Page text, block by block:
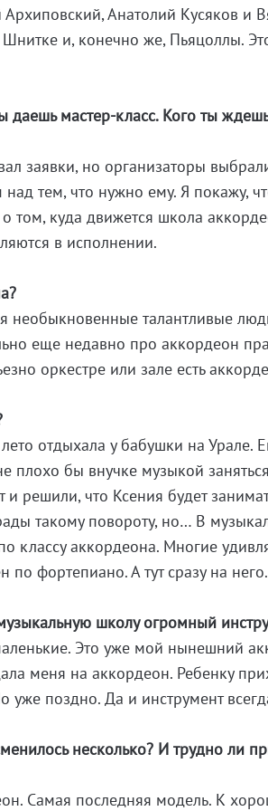
Архиповский, Анатолий Кусяков и
и, конечно же, Пьяцоллы.
мастер-класс. Кого ты
заявки, но организаторы
тем, что нужно ему. Я покажу,
том, куда движется школа
в исполнении.
необыкновенные талантливые
еще недавно про аккордеон
оркестре или зале есть
отдыхала у бабушки на Урале.
плохо бы внучке музыкой
решили, что Ксения будет
такому повороту, но… В
классу аккордеона. Многие
фортепиано. А тут сразу на него.
школу огромный
Это уже мой нынешний
меня на аккордеон. Ребенку
уже поздно. Да и инструмент
несколько? И трудно ли
Самая последняя модель. К